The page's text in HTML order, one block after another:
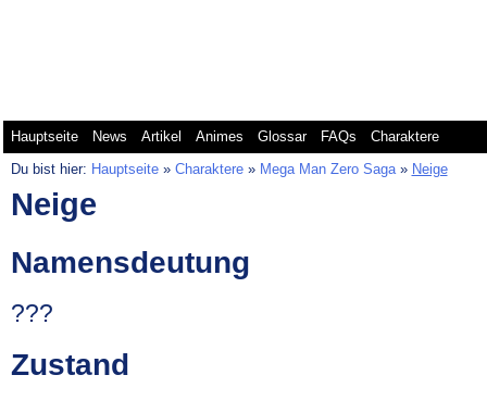
Hauptseite News Artikel Animes Glossar FAQs
Charaktere
Du bist hier: Hauptseite» Charaktere» Mega Man Zero Saga» Neige
Neige
Namensdeutung
???
Zustand